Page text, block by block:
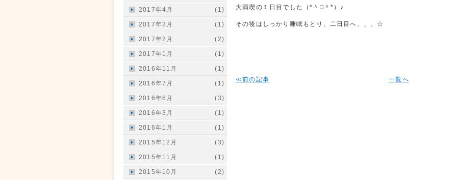
大満喫の１日目でした（*＾□＾*）♪
その後はしっかり睡眠もとり、二日目へ、、、☆
≪前の記事 一覧へ
2017年4月 (1)
2017年3月 (1)
2017年2月 (2)
2017年1月 (1)
2016年11月 (1)
2016年7月 (1)
2016年6月 (3)
2016年3月 (1)
2016年1月 (1)
2015年12月 (3)
2015年11月 (1)
2015年10月 (2)